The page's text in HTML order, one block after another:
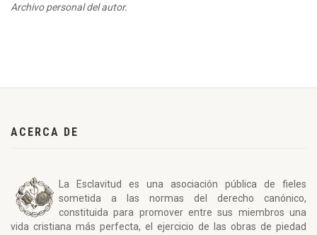
Archivo personal del autor.
ACERCA DE
La Esclavitud es una asociación pública de fieles
sometida a las normas del derecho canónico,
constituida para promover entre sus miembros una
vida cristiana más perfecta, el ejercicio de las obras de piedad